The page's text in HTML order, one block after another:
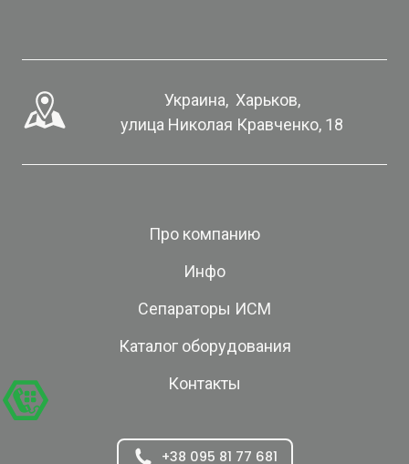
Украина,  Харьков,
улица Николая Кравченко, 18
Про компанию
Инфо
Сепараторы ИСМ
Каталог оборудования
Контакты
+38 095 81 77 681